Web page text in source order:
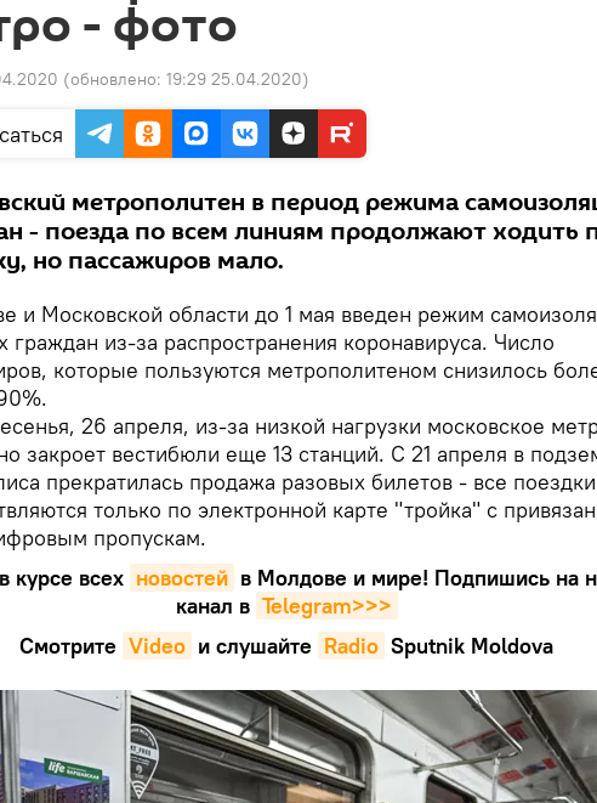
- фото
(обновлено: 19:29 25.04.2020)
метрополитен в период режима
- поезда по всем линиям продолжают ходить
но пассажиров мало.
и Московской области до 1 мая введен режим
граждан из-за распространения коронавируса. Число
которые пользуются метрополитеном снизилось
26 апреля, из-за низкой нагрузки московское
закроет вестибюли еще 13 станций. С 21 апреля в
прекратилась продажа разовых билетов - все поездки
только по электронной карте "тройка" с
пропускам.
курсе всех новостей в Молдове и мире! Подпишись на
канал в Telegram>>>
Смотрите Video и слушайте Radio Sputnik Moldova